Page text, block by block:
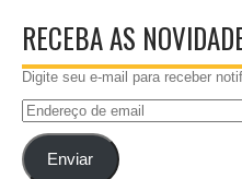
RECEBA AS
Digite seu e-mail para receber
Endereço
emailEnviar